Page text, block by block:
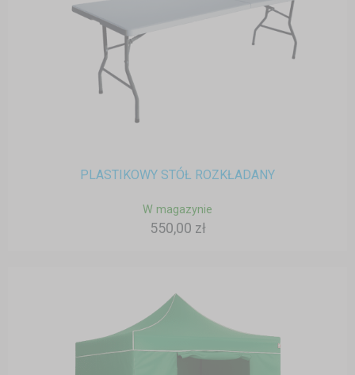
PLASTIKOWY STÓŁ ROZKŁADANY
W magazynie
550,00 zł